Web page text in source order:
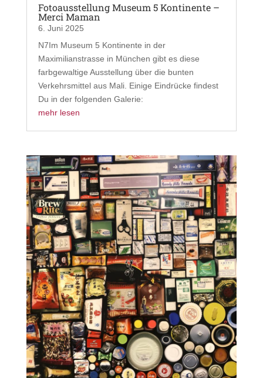
Fotoausstellung Museum 5 Kontinente –
Merci Maman
6. Juni 2025
N7Im Museum 5 Kontinente in der
Maximilianstrasse in München gibt es diese
farbgewaltige Ausstellung über die bunten
Verkehrsmittel aus Mali. Einige Eindrücke findest
Du in der folgenden Galerie:
mehr lesen